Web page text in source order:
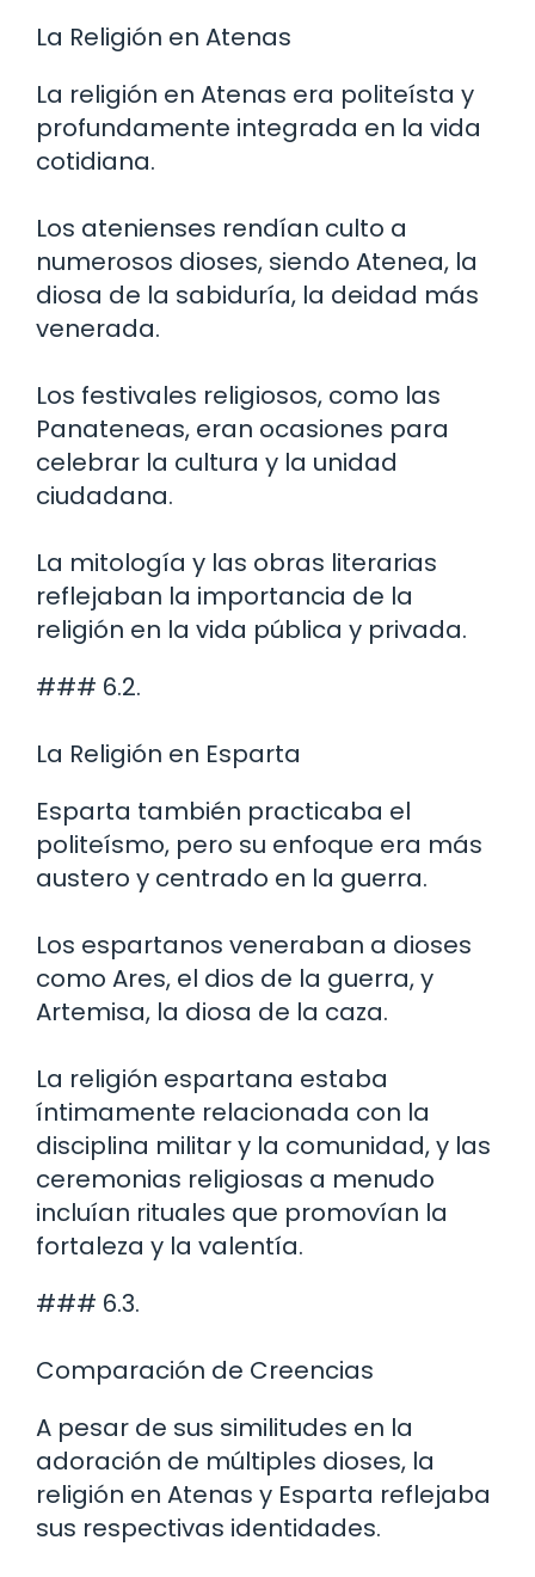
La Religión en Atenas
La religión en Atenas era politeísta y
profundamente integrada en la vida
cotidiana.
Los atenienses rendían culto a
numerosos dioses, siendo Atenea, la
diosa de la sabiduría, la deidad más
venerada.
Los festivales religiosos, como las
Panateneas, eran ocasiones para
celebrar la cultura y la unidad
ciudadana.
La mitología y las obras literarias
reflejaban la importancia de la
religión en la vida pública y privada.
### 6.2.
La Religión en Esparta
Esparta también practicaba el
politeísmo, pero su enfoque era más
austero y centrado en la guerra.
Los espartanos veneraban a dioses
como Ares, el dios de la guerra, y
Artemisa, la diosa de la caza.
La religión espartana estaba
íntimamente relacionada con la
disciplina militar y la comunidad, y las
ceremonias religiosas a menudo
incluían rituales que promovían la
fortaleza y la valentía.
### 6.3.
Comparación de Creencias
A pesar de sus similitudes en la
adoración de múltiples dioses, la
religión en Atenas y Esparta reflejaba
sus respectivas identidades.